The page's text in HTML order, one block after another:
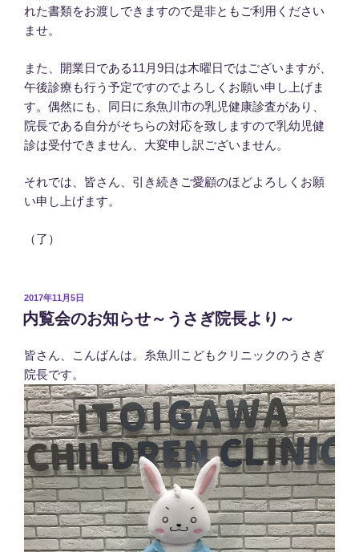
れた書類をお渡しできますので是非ともご利用ください
ませ。
また、開業日である11月9日は木曜日ではございますが、
午後診療も行う予定ですのでよろしくお願い申し上げま
す。偶然にも、同日に糸魚川市の乳児健康診査があり、
院長である自分がそちらの対応を致しますので乳幼児健
診は受付できません、大変申し訳ございません。
それでは、皆さん、引き続きご愛顧のほどよろしくお願
い申し上げます。
（了）
投
稿
日:
2017年11月5日
内覧会のお知らせ～うさぎ院長より～
皆さん、こんばんは。糸魚川こどもクリニックのうさぎ
院長です。